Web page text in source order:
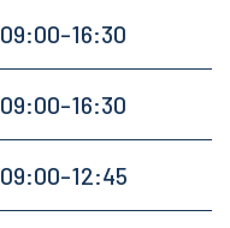
09:00-16:30
09:00-16:30
09:00-12:45